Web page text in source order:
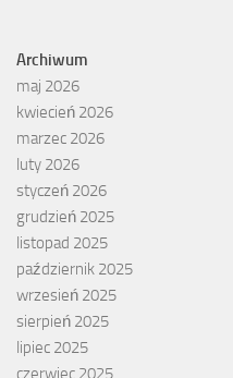
Archiwum
maj 2026
kwiecień 2026
marzec 2026
luty 2026
styczeń 2026
grudzień 2025
listopad 2025
październik 2025
wrzesień 2025
sierpień 2025
lipiec 2025
czerwiec 2025